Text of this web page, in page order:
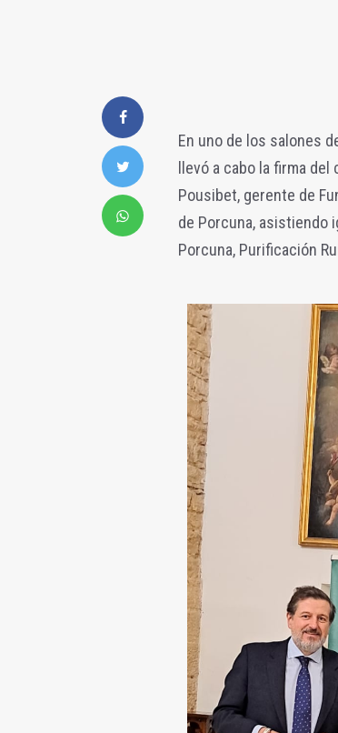
En uno de los salones
llevó a cabo la firma
Pousibet, gerente de
de Porcuna, asistiendo
Porcuna, Purificación